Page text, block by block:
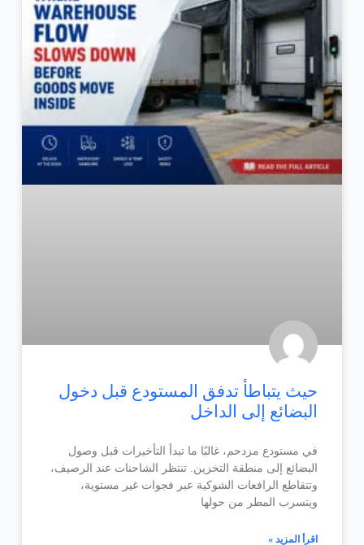
حيث يتباطأ تدفق المستودع قبل دخول
البضائع إلى الداخل
في مستودع مزدحم، غالبًا ما تبدأ التأخيرات قبل وصول
البضائع إلى منطقة التخزين. تنتظر الشاحنات عند الرصيف،
وتتقاطع الرافعات الشوكية عبر فجوات غير مستوية،
ويتسرب المطر من حولها
اقرأ المزيد »